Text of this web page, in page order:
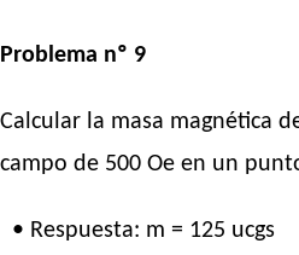
Problema nº 9
Calcular la masa magnética
campo de 500 Oe en un
• Respuesta: m = 125 ucgs